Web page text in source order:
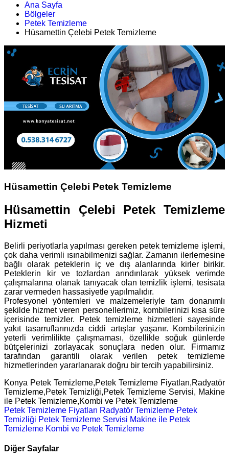
Ana Sayfa
Bölgeler
Petek Temizleme
Hüsamettin Çelebi Petek Temizleme
Hüsamettin Çelebi Petek Temizleme
Hüsamettin Çelebi Petek Temizleme
Hizmeti
Belirli periyotlarla yapılması gereken petek temizleme işlemi,
çok daha verimli ısınabilmenizi sağlar. Zamanın ilerlemesine
bağlı olarak peteklerin iç ve dış alanlarında kirler birikir.
Peteklerin kir ve tozlardan arındırılarak yüksek verimde
çalışmalarına olanak tanıyacak olan temizlik işlemi, tesisata
zarar vermeden hassasiyetle yapılmalıdır.
Profesyonel yöntemleri ve malzemeleriyle tam donanımlı
şekilde hizmet veren personellerimiz, kombilerinizi kısa süre
içerisinde temizler. Petek temizleme hizmetleri sayesinde
yakıt tasarruflarınızda ciddi artışlar yaşanır. Kombilerinizin
yeterli verimlilikte çalışmaması, özellikle soğuk günlerde
bütçelerinizi zorlayacak sonuçlara neden olur. Firmamız
tarafından garantili olarak verilen petek temizleme
hizmetlerinden yararlanarak doğru bir tercih yapabilirsiniz.
Konya Petek Temizleme,Petek Temizleme Fiyatları,Radyatör
Temizleme,Petek Temizliği,Petek Temizleme Servisi, Makine
ile Petek Temizleme,Kombi ve Petek Temizleme
Petek Temizleme Fiyatları Radyatör Temizleme Petek
Temizliği Petek Temizleme Servisi Makine ile Petek
Temizleme Kombi ve Petek Temizleme
Diğer Sayfalar